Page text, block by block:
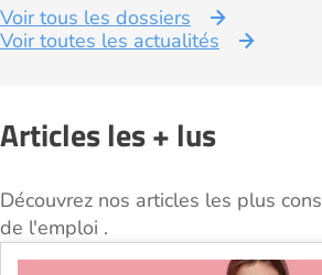
Voir tous les dossiers
Voir toutes les actualités
Articles les + lus
Découvrez nos articles les plus
de l'emploi .